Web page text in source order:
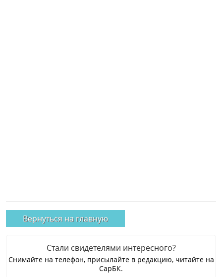
Вернуться на главную
Стали свидетелями интересного?
Снимайте на телефон, присылайте в редакцию, читайте на
СарБК.